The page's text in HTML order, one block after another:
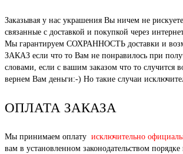
Заказывая у нас украшения Вы ничем не
связанные с доставкой и покупкой через
Мы гарантируем СОХРАННОСТЬ доставки и
ЗАКАЗ если что то Вам не понравилось при
словами, если с вашим заказом что то случится
вернем Вам деньги:-) Но такие случаи
ОПЛАТА ЗАКАЗА
Мы принимаем оплату исключительно
вам в установленном законодательством